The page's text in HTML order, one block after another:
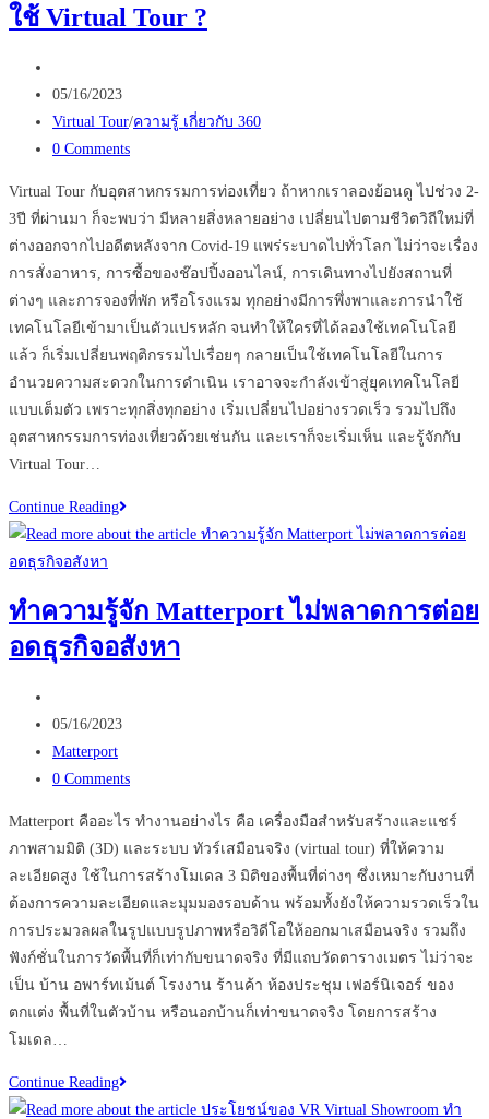
ใช้ Virtual Tour ?
author:
Post
published:
05/16/2023
Post
category:
Virtual Tour/ความรู้ เกี่ยวกับ 360
Post
0 Comments
Virtual Tour กับอุตสาหกรรมการท่องเที่ยว ถ้าหากเราลองย้อนดู ไปช่วง 2-
3ปี ที่ผ่านมา ก็จะพบว่า มีหลายสิ่งหลายอย่าง เปลี่ยนไปตามชีวิตวิถีใหม่ที่
ต่างออกจากไปอดีตหลังจาก Covid-19 แพร่ระบาดไปทั่วโลก ไม่ว่าจะเรื่อง
การสั่งอาหาร, การซื้อของช๊อปปิ้งออนไลน์, การเดินทางไปยังสถานที่
ต่างๆ และการจองที่พัก หรือโรงแรม ทุกอย่างมีการพึ่งพาและการนำใช้
เทคโนโลยีเข้ามาเป็นตัวแปรหลัก จนทำให้ใครที่ได้ลองใช้เทคโนโลยี
แล้ว ก็เริ่มเปลี่ยนพฤติกรรมไปเรื่อยๆ กลายเป็นใช้เทคโนโลยีในการ
อำนวยความสะดวกในการดำเนิน เราอาจจะกำลังเข้าสู่ยุคเทคโนโลยี
แบบเต็มตัว เพราะทุกสิ่งทุกอย่าง เริ่มเปลี่ยนไปอย่างรวดเร็ว รวมไปถึง
อุตสาหกรรมการท่องเที่ยวด้วยเช่นกัน และเราก็จะเริ่มเห็น และรู้จักกับ
Virtual Tour…
Continue Readingทำไม
ควร
ท่อง
เที่ยว…
ใช้
Tour
ทำความรู้จัก Matterport ไม่พลาดการต่อย
อดธุรกิจอสังหา
author:
Post
published:
05/16/2023
Post
category:
Matterport
Post
0 Comments
Matterport คืออะไร ทำงานอย่างไร คือ เครื่องมือสำหรับสร้างและแชร์
ภาพสามมิติ (3D) และระบบ ทัวร์เสมือนจริง (virtual tour) ที่ให้ความ
ละเอียดสูง ใช้ในการสร้างโมเดล 3 มิติของพื้นที่ต่างๆ ซึ่งเหมาะกับงานที่
ต้องการความละเอียดและมุมมองรอบด้าน พร้อมทั้งยังให้ความรวดเร็วใน
การประมวลผลในรูปแบบรูปภาพหรือวิดีโอให้ออกมาเสมือนจริง รวมถึง
ฟังก์ชั่นในการวัดพื้นที่ก็เท่ากับขนาดจริง ที่มีแถบวัดตารางเมตร ไม่ว่าจะ
เป็น บ้าน อพาร์ทเม้นต์ โรงงาน ร้านค้า ห้องประชุม เฟอร์นิเจอร์ ของ
ตกแต่ง พื้นที่ในตัวบ้าน หรือนอกบ้านก็เท่าขนาดจริง โดยการสร้าง
โมเดล…
Continue Readingทำความ
รู้จัก